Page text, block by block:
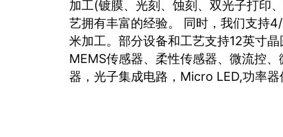
加工(镀膜、光刻、蚀刻、双光子打印
艺拥有丰富的经验。 同时，我们支持
米加工。部分设备和工艺支持12英寸
MEMS传感器、柔性传感器、微流控
器，光子集成电路，Micro LED,功率器